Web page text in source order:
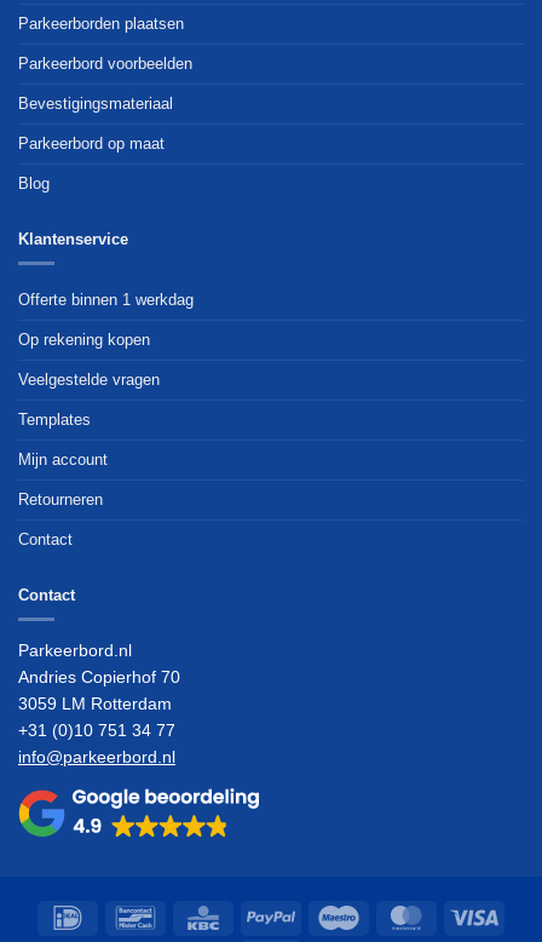
Parkeerborden plaatsen
Parkeerbord voorbeelden
Bevestigingsmateriaal
Parkeerbord op maat
Blog
Klantenservice
Offerte binnen 1 werkdag
Op rekening kopen
Veelgestelde vragen
Templates
Mijn account
Retourneren
Contact
Contact
Parkeerbord.nl
Andries Copierhof 70
3059 LM Rotterdam
+31 (0)10 751 34 77
info@parkeerbord.nl
IDeal Bancontact KBC PayPal Maestro MasterCard